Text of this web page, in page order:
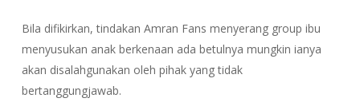
Bila difikirkan, tindakan Amran Fans menyerang group ibu
menyusukan anak berkenaan ada betulnya mungkin ianya
akan disalahgunakan oleh pihak yang tidak
bertanggungjawab.